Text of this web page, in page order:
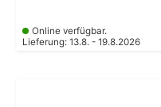
Online verfügbar.
Lieferung: 13.8. - 19.8.2026